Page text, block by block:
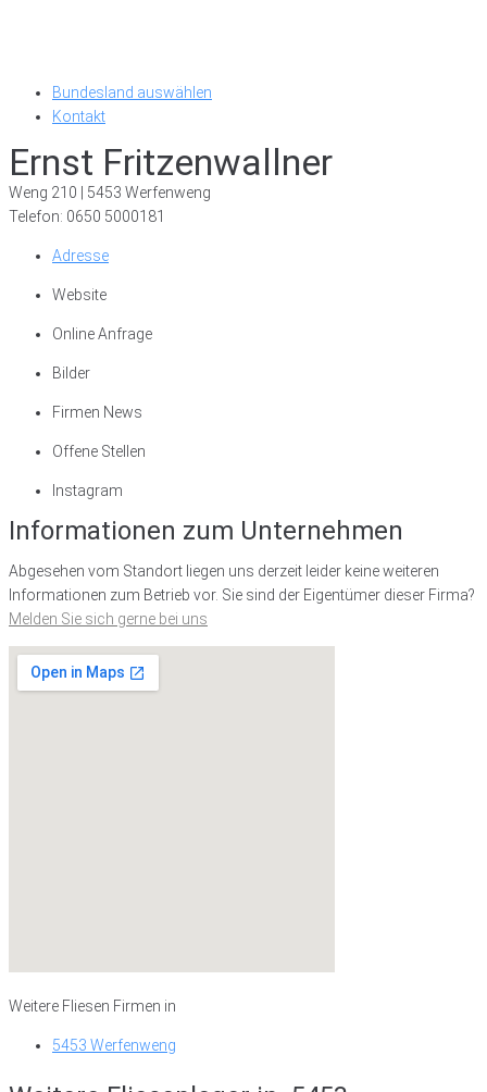
Bundesland auswählen
Kontakt
Ernst Fritzenwallner
Weng 210 | 5453 Werfenweng
Telefon: 0650 5000181
Adresse
Website
Online Anfrage
Bilder
Firmen News
Offene Stellen
Instagram
Informationen zum Unternehmen
Abgesehen vom Standort liegen uns derzeit leider keine weiteren
Informationen zum Betrieb vor. Sie sind der Eigentümer dieser Firma?
Melden Sie sich gerne bei uns
Weitere Fliesen Firmen in
5453 Werfenweng